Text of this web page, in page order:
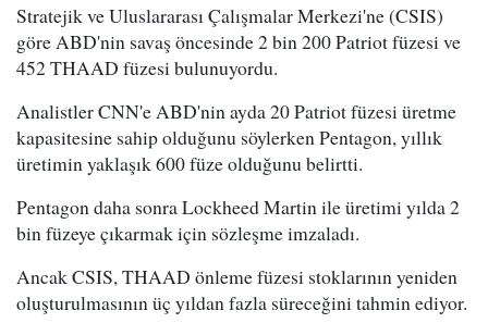
Stratejik ve Uluslararası Çalışmalar Merkezi'ne (CSIS)
göre ABD'nin savaş öncesinde 2 bin 200 Patriot füzesi ve
452 THAAD füzesi bulunuyordu.
Analistler CNN'e ABD'nin ayda 20 Patriot füzesi üretme
kapasitesine sahip olduğunu söylerken Pentagon, yıllık
üretimin yaklaşık 600 füze olduğunu belirtti.
Pentagon daha sonra Lockheed Martin ile üretimi yılda 2
bin füzeye çıkarmak için sözleşme imzaladı.
Ancak CSIS, THAAD önleme füzesi stoklarının yeniden
oluşturulmasının üç yıldan fazla süreceğini tahmin ediyor.